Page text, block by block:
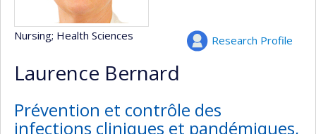
Research Profile
Nursing; Health Sciences
Laurence Bernard
Prévention et contrôle des
infections cliniques et pandémiques,